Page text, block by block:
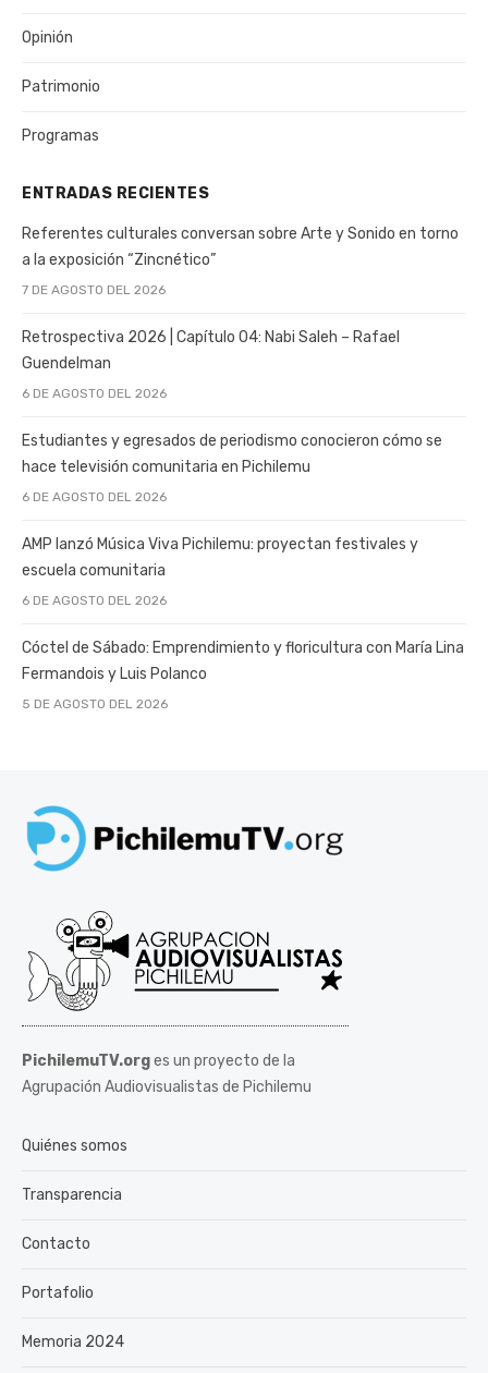
Opinión
Patrimonio
Programas
ENTRADAS RECIENTES
Referentes culturales conversan sobre Arte y Sonido en torno
a la exposición “Zincnético”
7 DE AGOSTO DEL 2026
Retrospectiva 2026 | Capítulo 04: Nabi Saleh – Rafael
Guendelman
6 DE AGOSTO DEL 2026
Estudiantes y egresados de periodismo conocieron cómo se
hace televisión comunitaria en Pichilemu
6 DE AGOSTO DEL 2026
AMP lanzó Música Viva Pichilemu: proyectan festivales y
escuela comunitaria
6 DE AGOSTO DEL 2026
Cóctel de Sábado: Emprendimiento y floricultura con María Lina
Fermandois y Luis Polanco
5 DE AGOSTO DEL 2026
PichilemuTV.orges un proyecto de la
Agrupación Audiovisualistas de Pichilemu
Quiénes somos
Transparencia
Contacto
Portafolio
Memoria 2024